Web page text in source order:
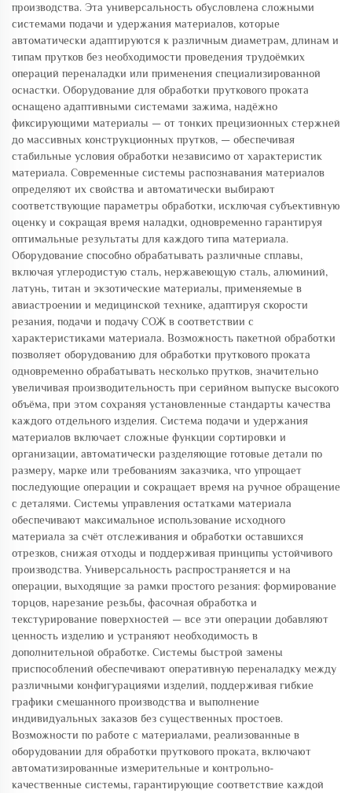
производства. Эта универсальность обусловлена сложными
системами подачи и удержания материалов, которые
автоматически адаптируются к различным диаметрам, длинам и
типам прутков без необходимости проведения трудоёмких
операций переналадки или применения специализированной
оснастки. Оборудование для обработки пруткового проката
оснащено адаптивными системами зажима, надёжно
фиксирующими материалы — от тонких прецизионных стержней
до массивных конструкционных прутков, — обеспечивая
стабильные условия обработки независимо от характеристик
материала. Современные системы распознавания материалов
определяют их свойства и автоматически выбирают
соответствующие параметры обработки, исключая субъективную
оценку и сокращая время наладки, одновременно гарантируя
оптимальные результаты для каждого типа материала.
Оборудование способно обрабатывать различные сплавы,
включая углеродистую сталь, нержавеющую сталь, алюминий,
латунь, титан и экзотические материалы, применяемые в
авиастроении и медицинской технике, адаптируя скорости
резания, подачи и подачу СОЖ в соответствии с
характеристиками материала. Возможность пакетной обработки
позволяет оборудованию для обработки пруткового проката
одновременно обрабатывать несколько прутков, значительно
увеличивая производительность при серийном выпуске высокого
объёма, при этом сохраняя установленные стандарты качества
каждого отдельного изделия. Система подачи и удержания
материалов включает сложные функции сортировки и
организации, автоматически разделяющие готовые детали по
размеру, марке или требованиям заказчика, что упрощает
последующие операции и сокращает время на ручное обращение
с деталями. Системы управления остатками материала
обеспечивают максимальное использование исходного
материала за счёт отслеживания и обработки оставшихся
отрезков, снижая отходы и поддерживая принципы устойчивого
производства. Универсальность распространяется и на
операции, выходящие за рамки простого резания: формирование
торцов, нарезание резьбы, фасочная обработка и
текстурирование поверхностей — все эти операции добавляют
ценность изделию и устраняют необходимость в
дополнительной обработке. Системы быстрой замены
приспособлений обеспечивают оперативную переналадку между
различными конфигурациями изделий, поддерживая гибкие
графики смешанного производства и выполнение
индивидуальных заказов без существенных простоев.
Возможности по работе с материалами, реализованные в
оборудовании для обработки пруткового проката, включают
автоматизированные измерительные и контрольно-
качественные системы, гарантирующие соответствие каждой